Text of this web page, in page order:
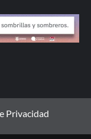
Privacidad